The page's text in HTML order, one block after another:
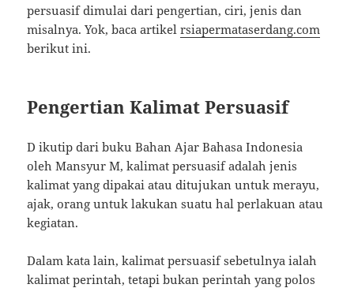
persuasif dimulai dari pengertian, ciri, jenis dan
misalnya. Yok, baca artikelrsiapermataserdang.com
berikut ini.
Pengertian Kalimat Persuasif
D ikutip dari buku Bahan Ajar Bahasa Indonesia
oleh Mansyur M, kalimat persuasif adalah jenis
kalimat yang dipakai atau ditujukan untuk merayu,
ajak, orang untuk lakukan suatu hal perlakuan atau
kegiatan.
Dalam kata lain, kalimat persuasif sebetulnya ialah
kalimat perintah, tetapi bukan perintah yang polos